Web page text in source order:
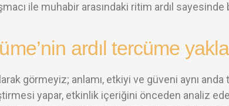
ile muhabir arasındaki ritim ardıl
ardıl tercüme
görmeyiz; anlamı, etkiyi ve güveni aynı anda
yapar, etkinlik içeriğini önceden analiz